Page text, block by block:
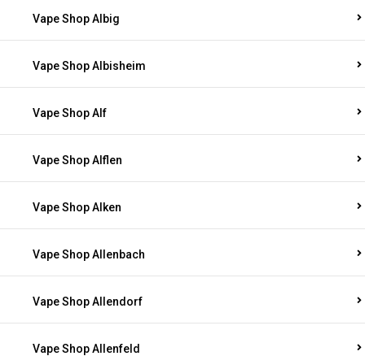
Vape Shop Albig
Vape Shop Albisheim
Vape Shop Alf
Vape Shop Alflen
Vape Shop Alken
Vape Shop Allenbach
Vape Shop Allendorf
Vape Shop Allenfeld